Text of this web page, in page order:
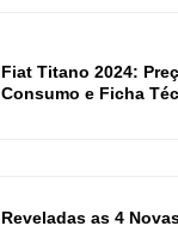
Fiat Titano 2024:
Consumo e Ficha
Reveladas as 4